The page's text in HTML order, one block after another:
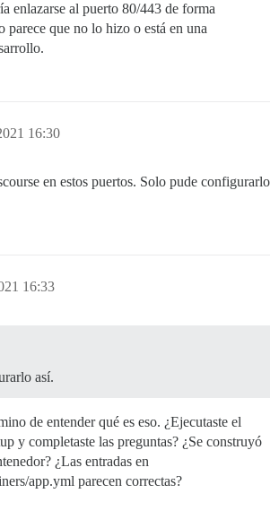
enlazarse al puerto 80/443 de forma
parece que no lo hizo o está en una
16:30
en estos puertos. Solo pude configurarlo
16:33
así.
de entender qué es eso. ¿Ejecutaste el
y completaste las preguntas? ¿Se construyó
¿Las entradas en
app.yml parecen correctas?